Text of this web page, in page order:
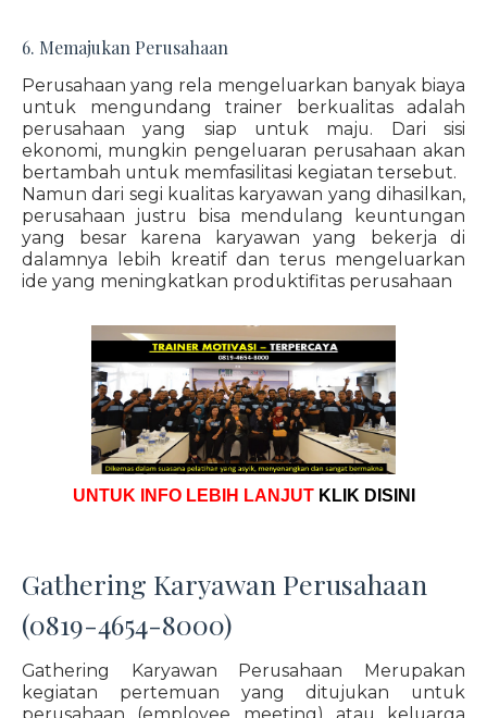
6. Memajukan Perusahaan
Perusahaan yang rela mengeluarkan banyak biaya
untuk mengundang trainer berkualitas adalah
perusahaan yang siap untuk maju. Dari sisi
ekonomi, mungkin pengeluaran perusahaan akan
bertambah untuk memfasilitasi kegiatan tersebut.
Namun dari segi kualitas karyawan yang dihasilkan,
perusahaan justru bisa mendulang keuntungan
yang besar karena karyawan yang bekerja di
dalamnya lebih kreatif dan terus mengeluarkan
ide yang meningkatkan produktifitas perusahaan
UNTUK INFO LEBIH LANJUT KLIK DISINI
Gathering Karyawan Perusahaan
(0819-4654-8000)
Gathering Karyawan Perusahaan Merupakan
kegiatan pertemuan yang ditujukan untuk